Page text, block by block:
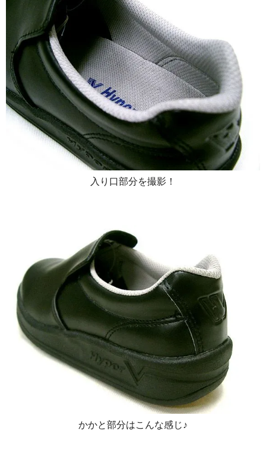
入り口部分を撮影！
かかと部分はこんな感じ♪